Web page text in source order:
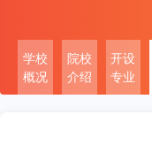
学校
概况
院校
介绍
开设
专业